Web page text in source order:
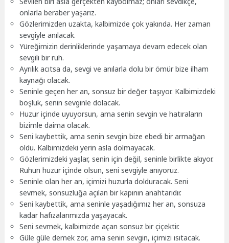
onlarla beraber yaşarız.
Gözlerimizden uzakta, kalbimizde çok yakında. Her zaman
sevgiyle anılacak.
Yüreğimizin derinliklerinde yaşamaya devam edecek olan
sevgili bir ruh.
Ayrılık acıtsa da, sevgi ve anılarla dolu bir ömür bize ilham
kaynağı olacak.
Seninle geçen her an, sonsuz bir değer taşıyor. Kalbimizdeki
boşluk, senin sevginle dolacak.
Huzur içinde uyuyorsun, ama senin sevgin ve hatıraların
bizimle daima olacak.
Seni kaybettik, ama senin sevgin bize ebedi bir armağan
oldu. Kalbimizdeki yerin asla dolmayacak.
Gözlerimizdeki yaşlar, senin için değil, seninle birlikte akıyor.
Ruhun huzur içinde olsun, seni sevgiyle anıyoruz.
Seninle olan her an, içimizi huzurla dolduracak. Seni
sevmek, sonsuzluğa açılan bir kapının anahtarıdır.
Seni kaybettik, ama seninle yaşadığımız her an, sonsuza
kadar hafızalarımızda yaşayacak.
Seni sevmek, kalbimizde açan sonsuz bir çiçektir.
Güle güle demek zor, ama senin sevgin, içimizi ısıtacak.